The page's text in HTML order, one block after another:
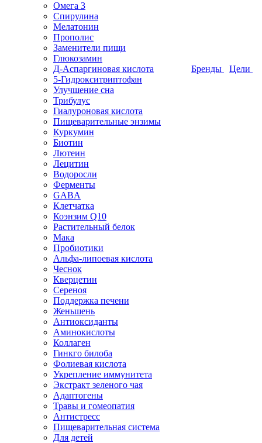
Омега 3
Спирулина
Мелатонин
Прополис
Заменители пищи
Глюкозамин
Д-Аспаргиновая кислота
5-Гидрокситриптофан
Улучшение сна
Трибулус
Гиалуроновая кислота
Пищеварительные энзимы
Куркумин
Биотин
Лютеин
Лецитин
Водоросли
Ферменты
GABA
Клетчатка
Коэнзим Q10
Растительный белок
Мака
Пробиотики
Альфа-липоевая кислота
Чеснок
Кверцетин
Сереноя
Поддержка печени
Женьшень
Антиоксиданты
Аминокислоты
Коллаген
Гинкго билоба
Фолиевая кислота
Укрепление иммунитета
Экстракт зеленого чая
Адаптогены
Травы и гомеопатия
Антистресс
Пищеварительная система
Для детей
Бренды Цели